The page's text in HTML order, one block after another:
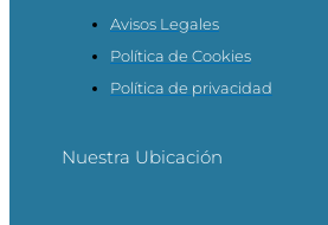
Avisos Legales
Política de Cookies
Política de privacidad
Nuestra Ubicación